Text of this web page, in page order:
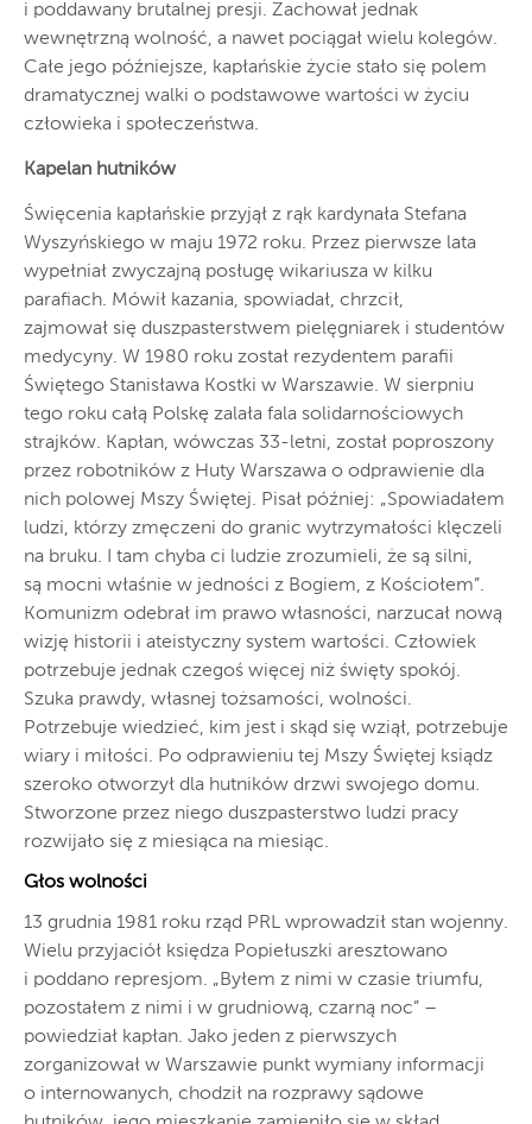
i poddawany brutalnej presji. Zachował jednak
wewnętrzną wolność, a nawet pociągał wielu kolegów.
Całe jego późniejsze, kapłańskie życie stało się polem
dramatycznej walki o podstawowe wartości w życiu
człowieka i społeczeństwa.
Kapelan hutników
Święcenia kapłańskie przyjął z rąk kardynała Stefana
Wyszyńskiego w maju 1972 roku. Przez pierwsze lata
wypełniał zwyczajną posługę wikariusza w kilku
parafiach. Mówił kazania, spowiadał, chrzcił,
zajmował się duszpasterstwem pielęgniarek i studentów
medycyny. W 1980 roku został rezydentem parafii
Świętego Stanisława Kostki w Warszawie. W sierpniu
tego roku całą Polskę zalała fala solidarnościowych
strajków. Kapłan, wówczas 33-letni, został poproszony
przez robotników z Huty Warszawa o odprawienie dla
nich polowej Mszy Świętej. Pisał później: „Spowiadałem
ludzi, którzy zmęczeni do granic wytrzymałości klęczeli
na bruku. I tam chyba ci ludzie zrozumieli, że są silni,
są mocni właśnie w jedności z Bogiem, z Kościołem”.
Komunizm odebrał im prawo własności, narzucał nową
wizję historii i ateistyczny system wartości. Człowiek
potrzebuje jednak czegoś więcej niż święty spokój.
Szuka prawdy, własnej tożsamości, wolności.
Potrzebuje wiedzieć, kim jest i skąd się wziął, potrzebuje
wiary i miłości. Po odprawieniu tej Mszy Świętej ksiądz
szeroko otworzył dla hutników drzwi swojego domu.
Stworzone przez niego duszpasterstwo ludzi pracy
rozwijało się z miesiąca na miesiąc.
Głos wolności
13 grudnia 1981 roku rząd PRL wprowadził stan wojenny.
Wielu przyjaciół księdza Popiełuszki aresztowano
i poddano represjom. „Byłem z nimi w czasie triumfu,
pozostałem z nimi i w grudniową, czarną noc” –
powiedział kapłan. Jako jeden z pierwszych
zorganizował w Warszawie punkt wymiany informacji
o internowanych, chodził na rozprawy sądowe